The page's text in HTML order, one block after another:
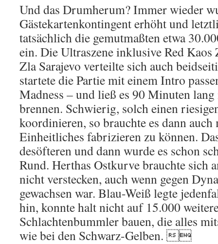
Und das Drumherum? Immer wieder
Gästekartenkontingent erhöht und
tatsächlich die gemutmaßten etwa
ein. Die Ultraszene inklusive Red
Zla Sarajevo verteilte sich auch
startete die Partie mit einem Intro
Madness – und ließ es 90 Minuten
brennen. Schwierig, solch einen
koordinieren, so brauchte es dann auch
Einheitliches fabrizieren zu können.
desöfteren und dann wurde es schon
Rund. Herthas Ostkurve brauchte sich
nicht verstecken, auch wenn gegen
gewachsen war. Blau-Weiß legte
hin, konnte halt nicht auf 15.000
Schlachtenbummler bauen, die alles
wie bei den Schwarz-Gelben. 